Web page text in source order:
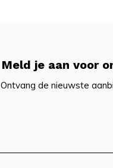
Meld je aan voor
Ontvang de nieuwste